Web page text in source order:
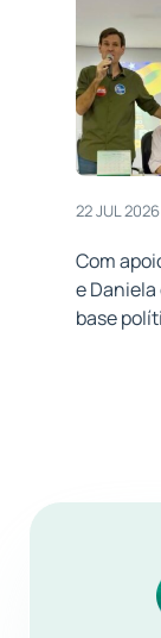
22 JUL 2026
Com
e Daniela
base